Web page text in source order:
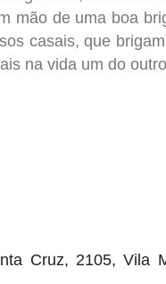
mão de uma boa
casais, que
na vida um do
Cruz, 2105, Vila